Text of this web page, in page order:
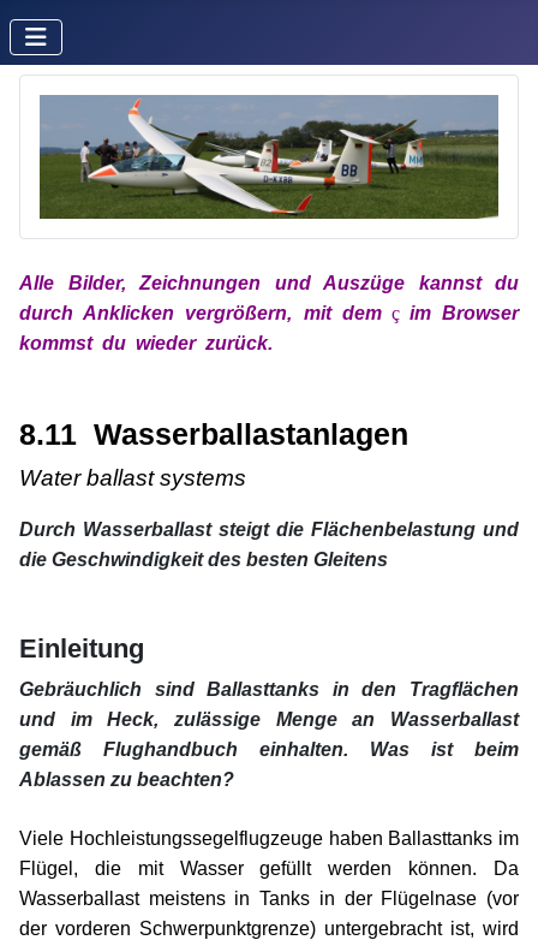
Alle Bilder, Zeichnungen und Auszüge kannst du
durch Anklicken vergrößern, mit demx çx imBrowser
kommst du wieder zurück.
8.11 Wasserballastanlagen
Water ballast systems
Durch Wasserballast steigt die Flächenbelastung und
die Geschwindigkeit des besten Gleitens
Einleitung
Gebräuchlich sind Ballasttanks in den Tragflächen
und im Heck, zulässige Menge an Wasserballast
gemäß Flughandbuch einhalten. Was ist beim
Ablassen zu beachten?
Viele Hochleistungssegelflugzeuge haben Ballasttanks im
Flügel, die mit Wasser gefüllt werden können.
Da
Wasserballast meistens in Tanks in der Flügelnase (vor
der vorderen Schwerpunktgrenze) untergebracht ist, wird